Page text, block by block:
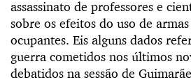
assassinato de professores e
sobre os efeitos do uso de
ocupantes. Eis alguns dados
guerra cometidos nos últimos
debatidos na sessão de